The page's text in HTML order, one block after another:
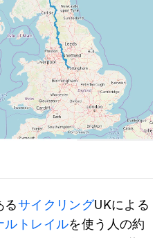
るサイクリングUKによる
ルトレイルを使う人の約